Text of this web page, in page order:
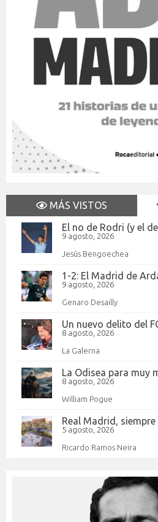
MÁS VISTOS
El no de Rodri (y el
9 agosto, 2026
Jesús Bengoechea
1-2: El Madrid de
9 agosto, 2026
Genaro Desailly
Un nuevo delito del
8 agosto, 2026
La Galerna
La Odisea para muy
8 agosto, 2026
William Pogue
Real Madrid,
5 agosto, 2026
Ricardo Ramos Neira